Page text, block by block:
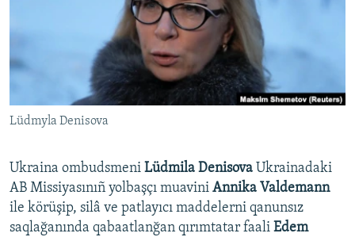
Українською
RFE/RS bütün saytları
Lüdmyla Denisova
Ukraina ombudsmeni Lüdmila Denisova Ukrainadaki
AB Missiyasınıñ yolbaşçı muavini Annika Valdemann
ile körüşip, silâ ve patlayıcı maddelerni qanunsız
saqlağanında qabaatlanğan qırımtatar faali Edem